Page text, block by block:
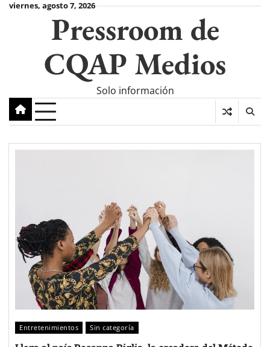
Skipviernes, agosto 7, 2026
Pressroom de
CQAP Medios
Solo información
Entretenimientos Sin categoría